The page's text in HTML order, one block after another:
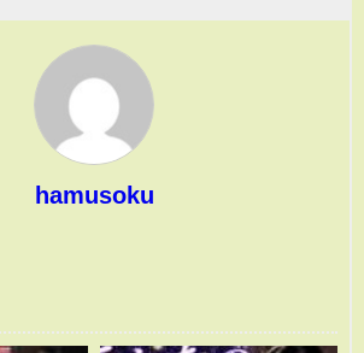
hamusoku